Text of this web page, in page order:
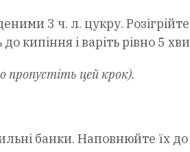
3 ч. л. цукру.
кипіння і варіть рівно 5
пропустіть цей крок).
банки. Наповнюйте їх